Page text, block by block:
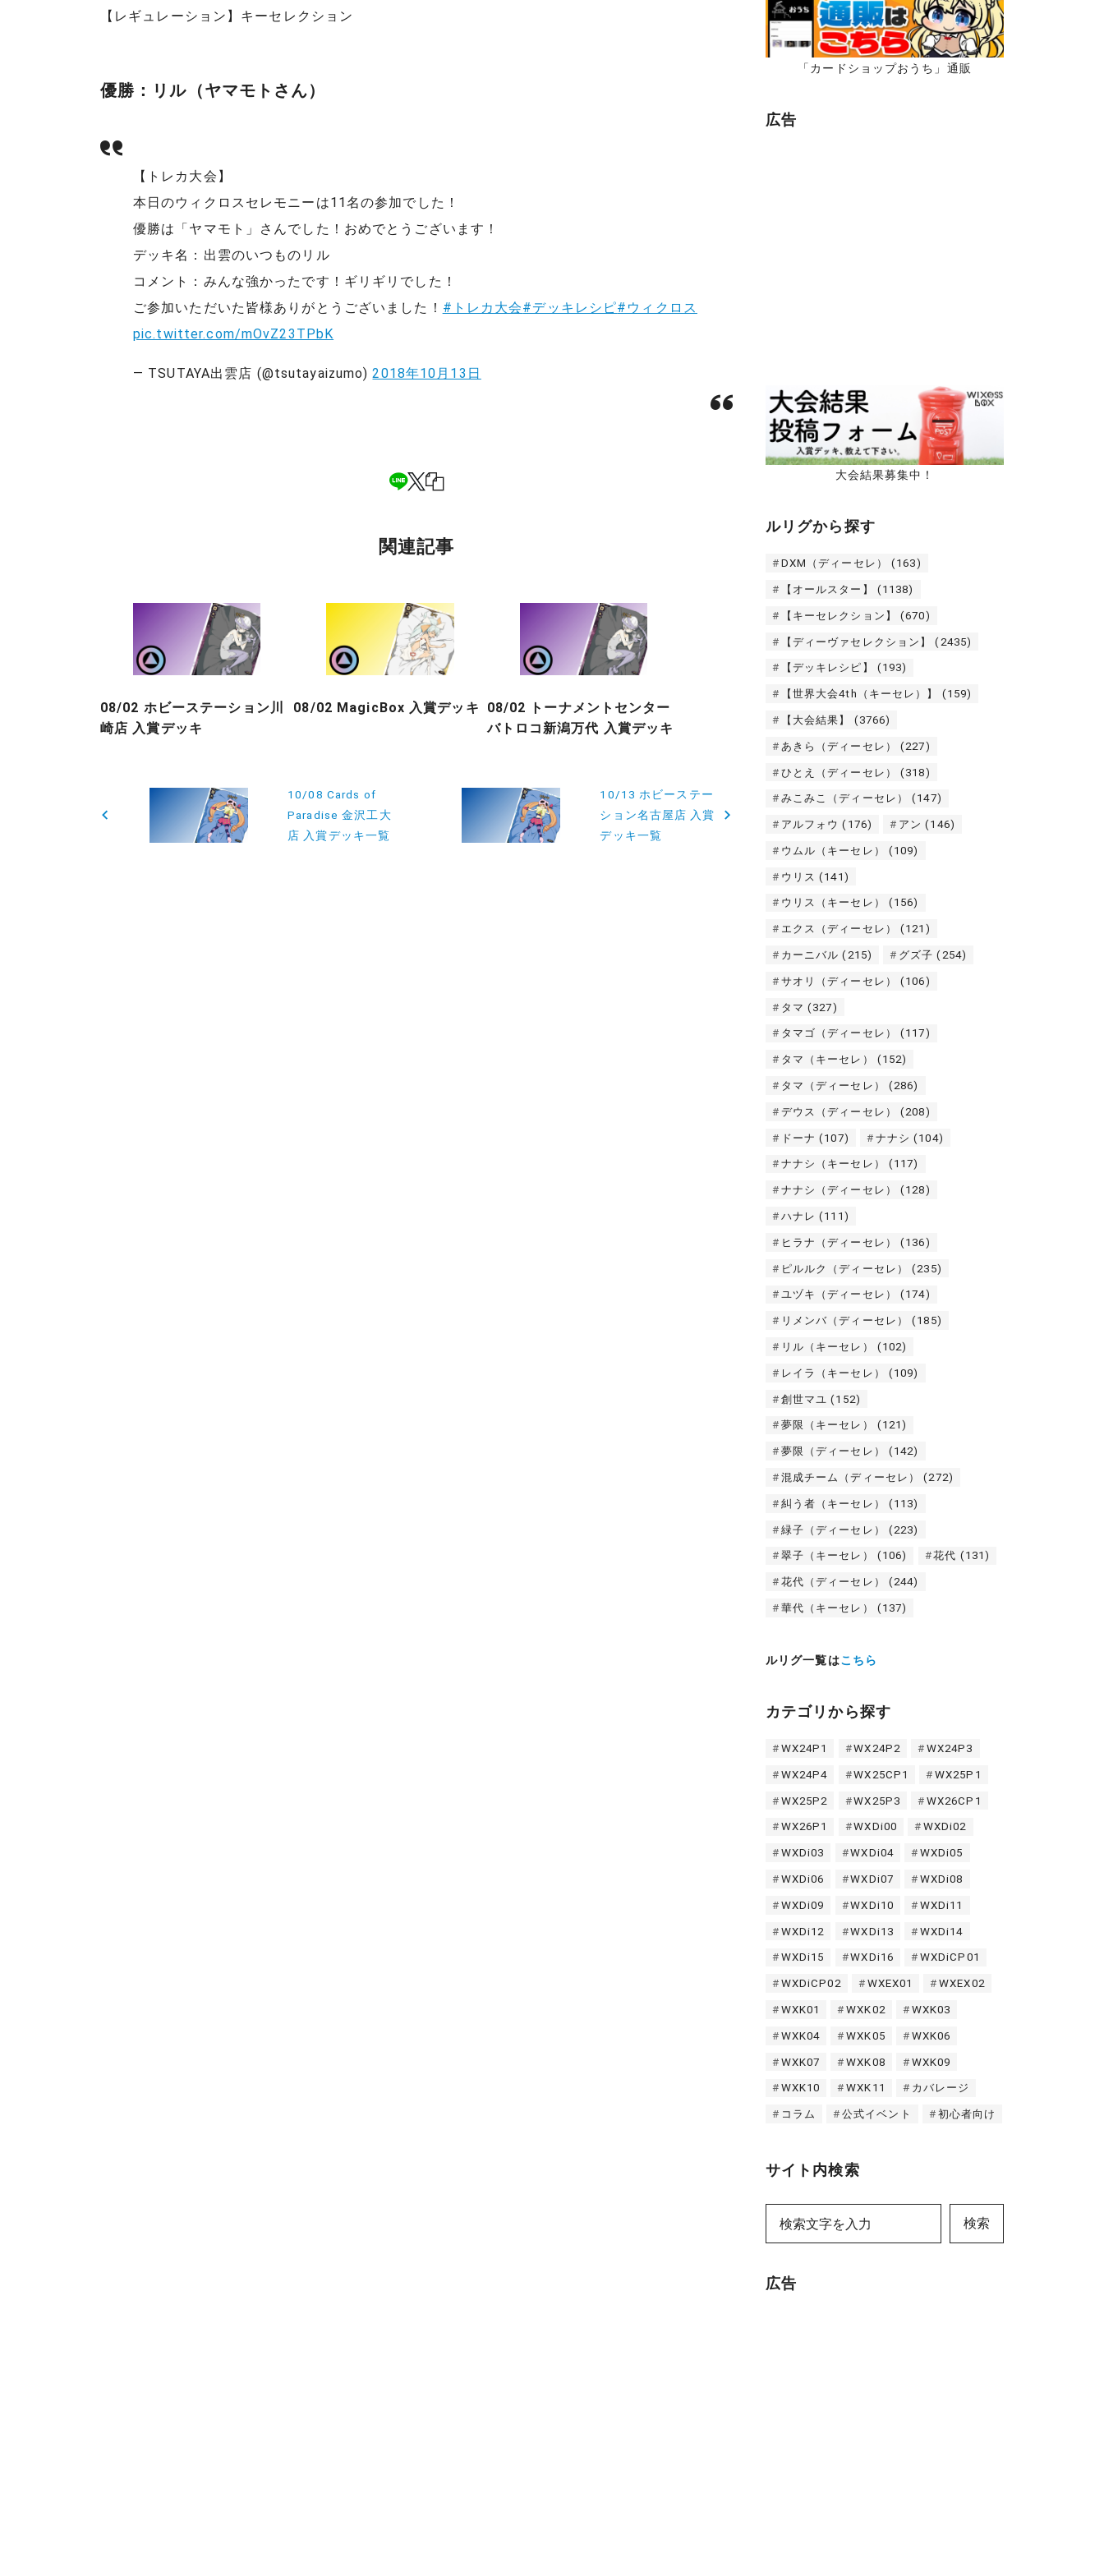
【レギュレーション】キーセレクション
優勝：リル（ヤマモトさん）
【トレカ大会】
本日のウィクロスセレモニーは11名の参加でした！
優勝は「ヤマモト」さんでした！おめでとうございます！
デッキ名：出雲のいつものリル
コメント：みんな強かったです！ギリギリでした！
ご参加いただいた皆様ありがとうございました！ #トレカ大会#デッキレシピ#ウィクロス
pic.twitter.com/mOvZ23TPbK
— TSUTAYA出雲店 (@tsutayaizumo)2018年10月13日
関連記事
08/02 ホビーステーション川
崎店 入賞デッキ
08/02 MagicBox 入賞デッキ
08/02 トーナメントセンター
バトロコ新潟万代 入賞デッキ
稿
10/08 Cards of
Paradise 金沢工大
店 入賞デッキ一覧
10/13 ホビーステー
ション名古屋店 入賞
デッキ一覧
「カードショップおうち」通販
広告
大会結果募集中！
ルリグから探す
DXM（ディーセレ） (163)
【オールスター】 (1138)
【キーセレクション】 (670)
【ディーヴァセレクション】 (2435)
【デッキレシピ】 (193)
【世界大会4th（キーセレ）】 (159)
【大会結果】 (3766)
あきら（ディーセレ） (227)
ひとえ（ディーセレ） (318)
みこみこ（ディーセレ） (147)
アルフォウ (176) アン (146)
ウムル（キーセレ） (109)
ウリス (141)
ウリス（キーセレ） (156)
エクス（ディーセレ） (121)
カーニバル (215) グズ子 (254)
サオリ（ディーセレ） (106)
タマ (327)
タマゴ（ディーセレ） (117)
タマ（キーセレ） (152)
タマ（ディーセレ） (286)
デウス（ディーセレ） (208)
ドーナ (107) ナナシ (104)
ナナシ（キーセレ） (117)
ナナシ（ディーセレ） (128)
ハナレ (111)
ヒラナ（ディーセレ） (136)
ピルルク（ディーセレ） (235)
ユヅキ（ディーセレ） (174)
リメンバ（ディーセレ） (185)
リル（キーセレ） (102)
レイラ（キーセレ） (109)
創世マユ (152)
夢限（キーセレ） (121)
夢限（ディーセレ） (142)
混成チーム（ディーセレ） (272)
糾う者（キーセレ） (113)
緑子（ディーセレ） (223)
翠子（キーセレ） (106) 花代 (131)
花代（ディーセレ） (244)
華代（キーセレ） (137)
ルリグ一覧はこちら
カテゴリから探す
WX24P1 WX24P2 WX24P3
WX24P4 WX25CP1 WX25P1
WX25P2 WX25P3 WX26CP1
WX26P1 WXDi00 WXDi02
WXDi03 WXDi04 WXDi05
WXDi06 WXDi07 WXDi08
WXDi09 WXDi10 WXDi11
WXDi12 WXDi13 WXDi14
WXDi15 WXDi16 WXDiCP01
WXDiCP02 WXEX01 WXEX02
WXK01 WXK02 WXK03
WXK04 WXK05 WXK06
WXK07 WXK08 WXK09
WXK10 WXK11 カバレージ
コラム 公式イベント 初心者向け
サイト内検索
検索
広告